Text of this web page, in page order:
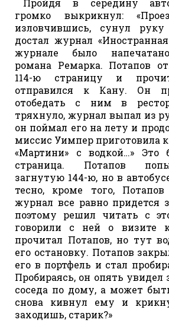
громко выкрикнул:
изловчившись, сунул
достал журнал
журнале было
романа Ремарка. Потапов
114-ю страницу и
отправился к Кану. Он
отобедать с ним в
тряхнуло, журнал выпал из
он поймал его на лету и
миссис Уимпер приготовила
«Мартини» с водкой…» Это
страница. Потапов
загнутую 144-ю, но в
тесно, кроме того,
журнал все равно придется
поэтому решил читать с
говорили с ней о визите
прочитал Потапов, но тут
его остановку. Потапов
его в портфель и стал
Пробираясь, он опять увидел
соседа по дому, а может
снова кивнул ему и
заходишь, старик?»